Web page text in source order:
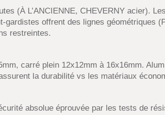
(À L’ANCIENNE, CHEVERNY acier).
offrent des lignes géométriques
restreintes.
carré plein 12x12mm à 16x16mm.
la durabilité vs les matériaux
absolue éprouvée par les tests de